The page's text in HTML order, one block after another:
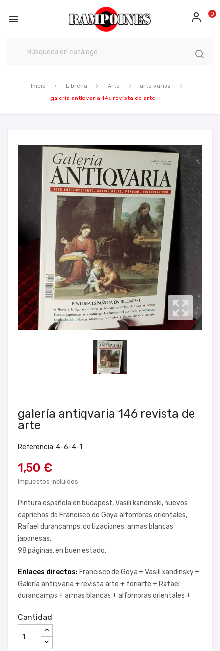
 0
Inicio Librería Arte
arte varios
galería antiqvaria 146 revista de arte
galería antiqvaria 146 revista de
arte
Referencia: 4-6-4-1
1,50 €
Impuestos incluidos
Pintura española en budapest, Vasili kandinski, nuevos
caprichos de Francisco de Goya alfombras orientales,
Rafael durancamps, cotizaciones, armas blancas
japonesas,
98 páginas, en buen estado.
Enlaces directos: Francisco de Goya +Vasili kandinsky +
Galería antiqvaria +revista arte + feriarte + Rafael
durancamps +armas blancas +alfombras orientales +
Cantidad